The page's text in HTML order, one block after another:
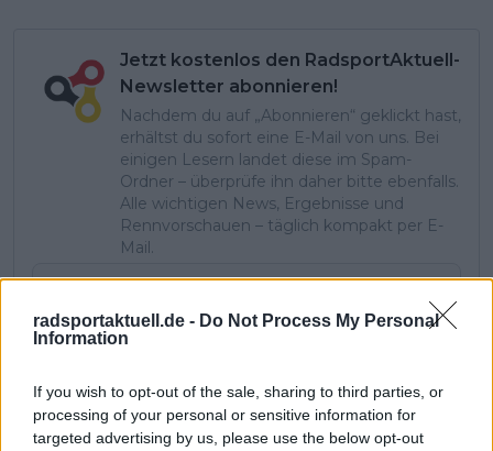
radsportaktuell.de - Do Not Process My Personal
Information
If you wish to opt-out of the sale, sharing to third parties, or
processing of your personal or sensitive information for
targeted advertising by us, please use the below opt-out
Jetzt kostenlos den RadsportAktuell-
Newsletter abonnieren!
Nachdem du auf „Abonnieren“ geklickt hast,
erhältst du sofort eine E-Mail von uns. Bei
einigen Lesern landet diese im Spam-
Ordner – überprüfe ihn daher bitte ebenfalls.
Alle wichtigen News, Ergebnisse und
Rennvorschauen – täglich kompakt per E-
Mail.
Abonnieren
Theo Stodiek
Redakteur